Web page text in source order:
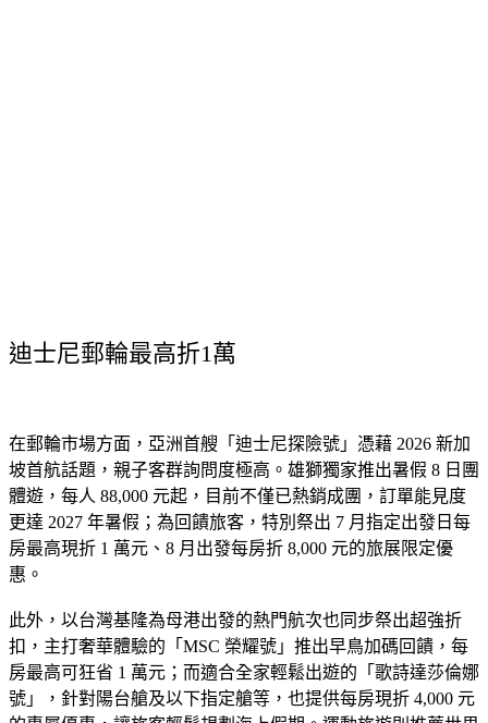
迪士尼郵輪最高折1萬
在郵輪市場方面，亞洲首艘「迪士尼探險號」憑藉 2026 新加
坡首航話題，親子客群詢問度極高。雄獅獨家推出暑假 8 日團
體遊，每人 88,000 元起，目前不僅已熱銷成團，訂單能見度
更達 2027 年暑假；為回饋旅客，特別祭出 7 月指定出發日每
房最高現折 1 萬元、8 月出發每房折 8,000 元的旅展限定優
惠。
此外，以台灣基隆為母港出發的熱門航次也同步祭出超強折
扣，主打奢華體驗的「MSC 榮耀號」推出早鳥加碼回饋，每
房最高可狂省 1 萬元；而適合全家輕鬆出遊的「歌詩達莎倫娜
號」，針對陽台艙及以下指定艙等，也提供每房現折 4,000 元